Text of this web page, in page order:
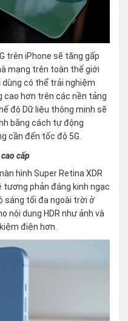
trên iPhone sẽ tăng gấp
mạng trên toàn thế giới
dùng có thể trải nghiệm
hơn trên các nền tảng
độ Dữ liệu thông minh sẽ
bằng cách tự động
cần đến tốc độ 5G.
cấp
hình Super Retina XDR
tương phản đáng kinh ngạc
sáng tối đa ngoài trời ở
nội dung HDR như ảnh và
điện hơn.